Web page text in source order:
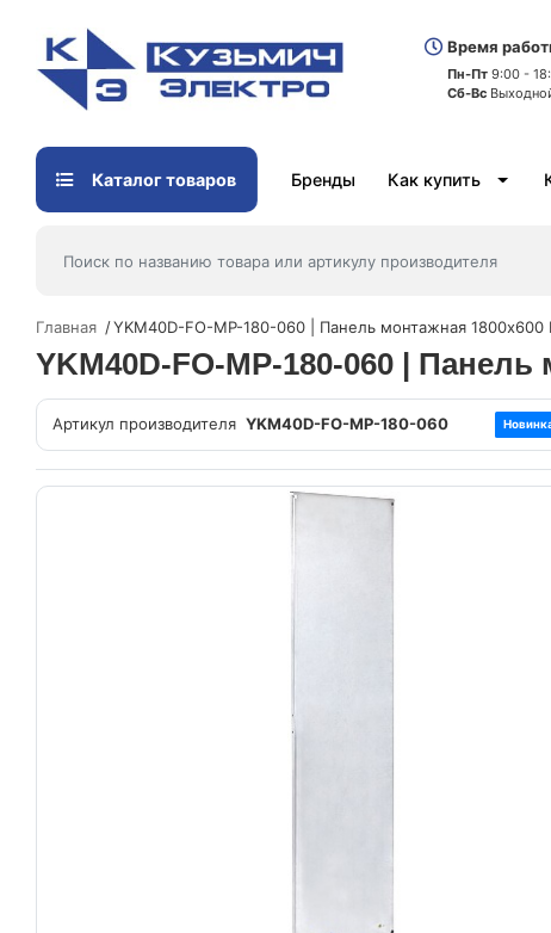
Время
Пн-Пт 9:00 -
Сб-Вс
Каталог товаров Бренды Как купить
Главная YKM40D-FO-MP-180-060 | Панель монтажная 1800х600
YKM40D-FO-MP-180-060 | Панель
Артикул производителя YKM40D-FO-MP-180-060